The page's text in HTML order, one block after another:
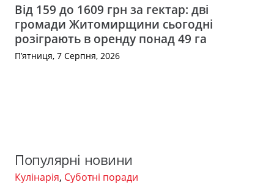
Від 159 до 1609 грн за гектар: дві
громади Житомирщини сьогодні
розіграють в оренду понад 49 га
П’ятниця, 7 Серпня, 2026
Популярні новини
Кулінарія, Суботні поради